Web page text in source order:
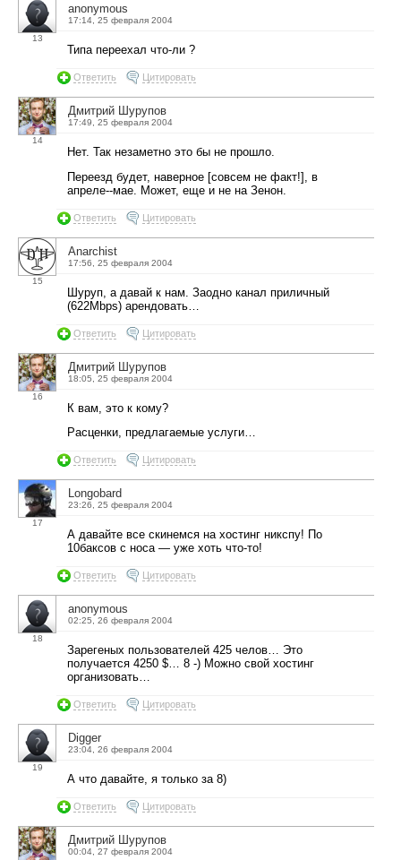
13
anonymous
17:14, 25 февраля 2004
Типа переехал что-ли ?
Ответить Цитировать
14
Дмитрий Шурупов
17:49, 25 февраля 2004
Нет. Так незаметно это бы не прошло.
Переезд будет, наверное [совсем не факт!], в
апреле--мае. Может, еще и не на Зенон.
Ответить Цитировать
15
Anarchist
17:56, 25 февраля 2004
Шуруп, а давай к нам. Заодно канал приличный
(622Mbps) арендовать…
Ответить Цитировать
16
Дмитрий Шурупов
18:05, 25 февраля 2004
К вам, это к кому?
Расценки, предлагаемые услуги…
Ответить Цитировать
17
Longobard
23:26, 25 февраля 2004
А давайте все скинемся на хостинг никспу! По
10баксов с носа — уже хоть что-то!
Ответить Цитировать
18
anonymous
02:25, 26 февраля 2004
Зарегеных пользователей 425 челов… Это
получается 4250 $… 8 -) Можно свой хостинг
организовать…
Ответить Цитировать
19
Digger
23:04, 26 февраля 2004
А что давайте, я только за 8)
Ответить Цитировать
Дмитрий Шурупов
00:04, 27 февраля 2004